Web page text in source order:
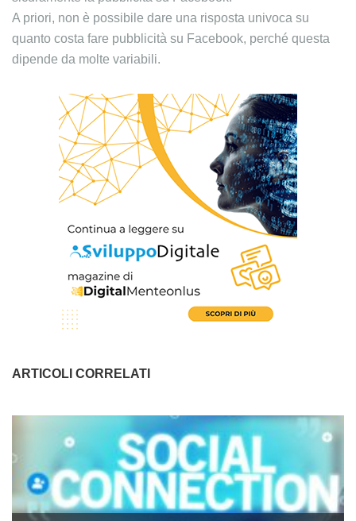
A priori, non è possibile dare una risposta univoca su
quanto costa fare pubblicità su Facebook, perché questa
dipende da molte variabili.
ARTICOLI CORRELATI